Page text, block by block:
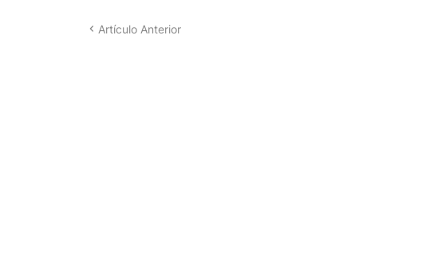
Artículo Anterior